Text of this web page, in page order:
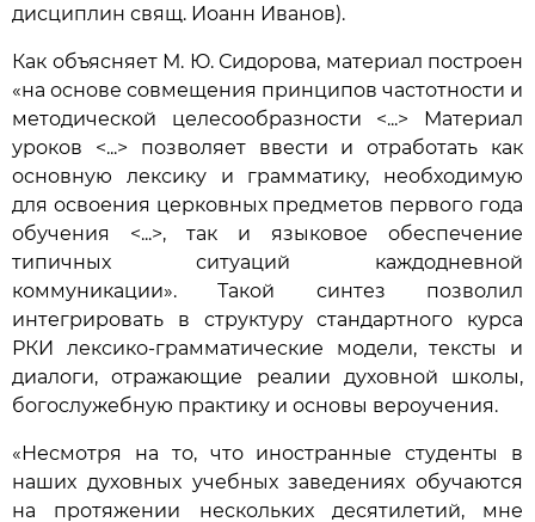
дисциплин свящ. Иоанн Иванов).
Как объясняет М. Ю. Сидорова, материал построен
«на основе совмещения принципов частотности и
методической целесообразности <...> Материал
уроков <...> позволяет ввести и отработать как
основную лексику и грамматику, необходимую
для освоения церковных предметов первого года
обучения <...>, так и языковое обеспечение
типичных ситуаций каждодневной
коммуникации». Такой синтез позволил
интегрировать в структуру стандартного курса
РКИ лексико-грамматические модели, тексты и
диалоги, отражающие реалии духовной школы,
богослужебную практику и основы вероучения.
«Несмотря на то, что иностранные студенты в
наших духовных учебных заведениях обучаются
на протяжении нескольких десятилетий, мне